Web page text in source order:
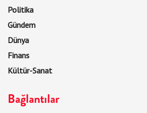
Politika
Gündem
Dünya
Finans
Kültür-Sanat
Bağlantılar